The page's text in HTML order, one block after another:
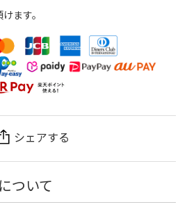
ます。
シェアする
ついて